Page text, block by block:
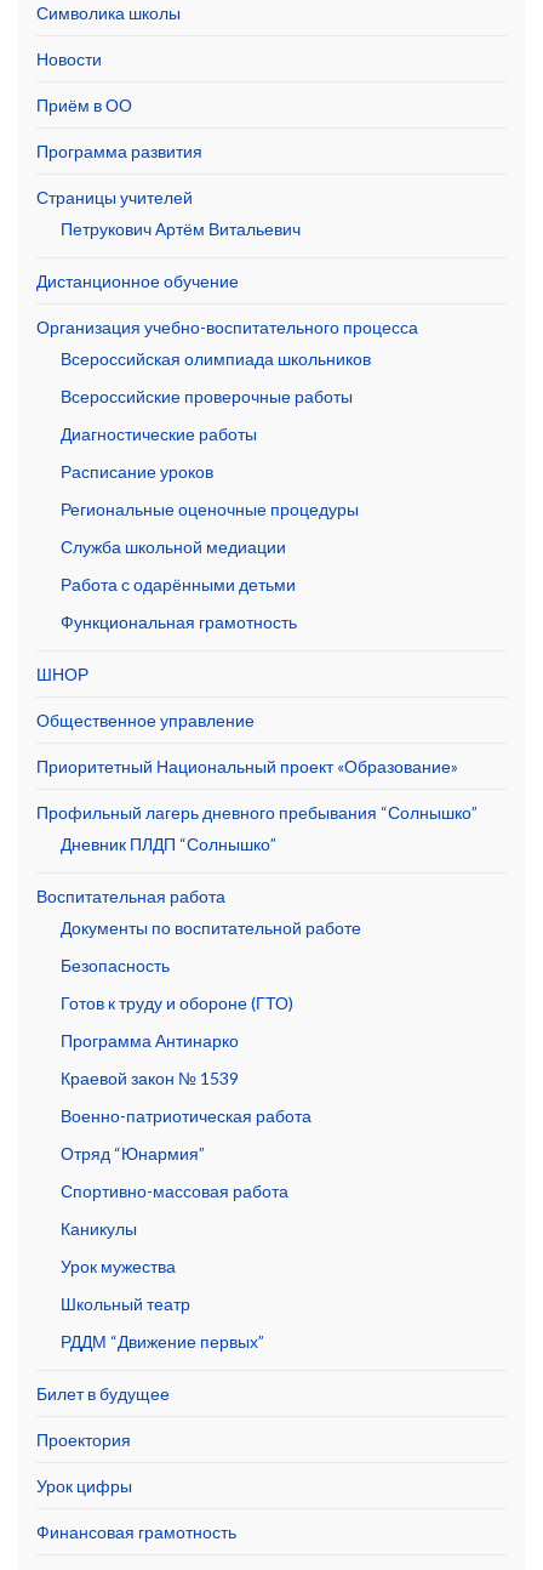
Символика школы
Новости
Приём в ОО
Программа развития
Страницы учителей
Петрукович Артём Витальевич
Дистанционное обучение
Организация учебно-воспитательного процесса
Всероссийская олимпиада школьников
Всероссийские проверочные работы
Диагностические работы
Расписание уроков
Региональные оценочные процедуры
Служба школьной медиации
Работа с одарёнными детьми
Функциональная грамотность
ШНОР
Общественное управление
Приоритетный Национальный проект «Образование»
Профильный лагерь дневного пребывания “Солнышко”
Дневник ПЛДП “Солнышко”
Воспитательная работа
Документы по воспитательной работе
Безопасность
Готов к труду и обороне (ГТО)
Программа Антинарко
Краевой закон № 1539
Военно-патриотическая работа
Отряд “Юнармия”
Спортивно-массовая работа
Каникулы
Урок мужества
Школьный театр
РДДМ “Движение первых”
Билет в будущее
Проектория
Урок цифры
Финансовая грамотность